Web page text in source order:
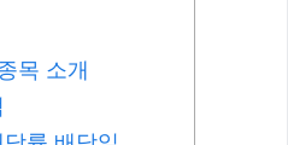
목 소개